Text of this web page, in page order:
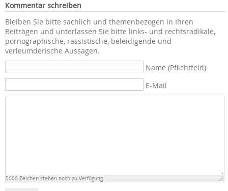
Kommentar schreiben
Bleiben Sie bitte sachlich und themenbezogen in Ihren
Beiträgen und unterlassen Sie bitte links- und rechtsradikale,
pornographische, rassistische, beleidigende und
verleumderische Aussagen.
Name (Pflichtfeld)
E-Mail
5000 Zeichen stehen noch zu Verfügung